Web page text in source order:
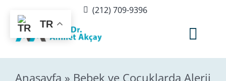
content
(212) 709-9396
Anasayfa » Bebek ve Çocuklarda Alerji
TR